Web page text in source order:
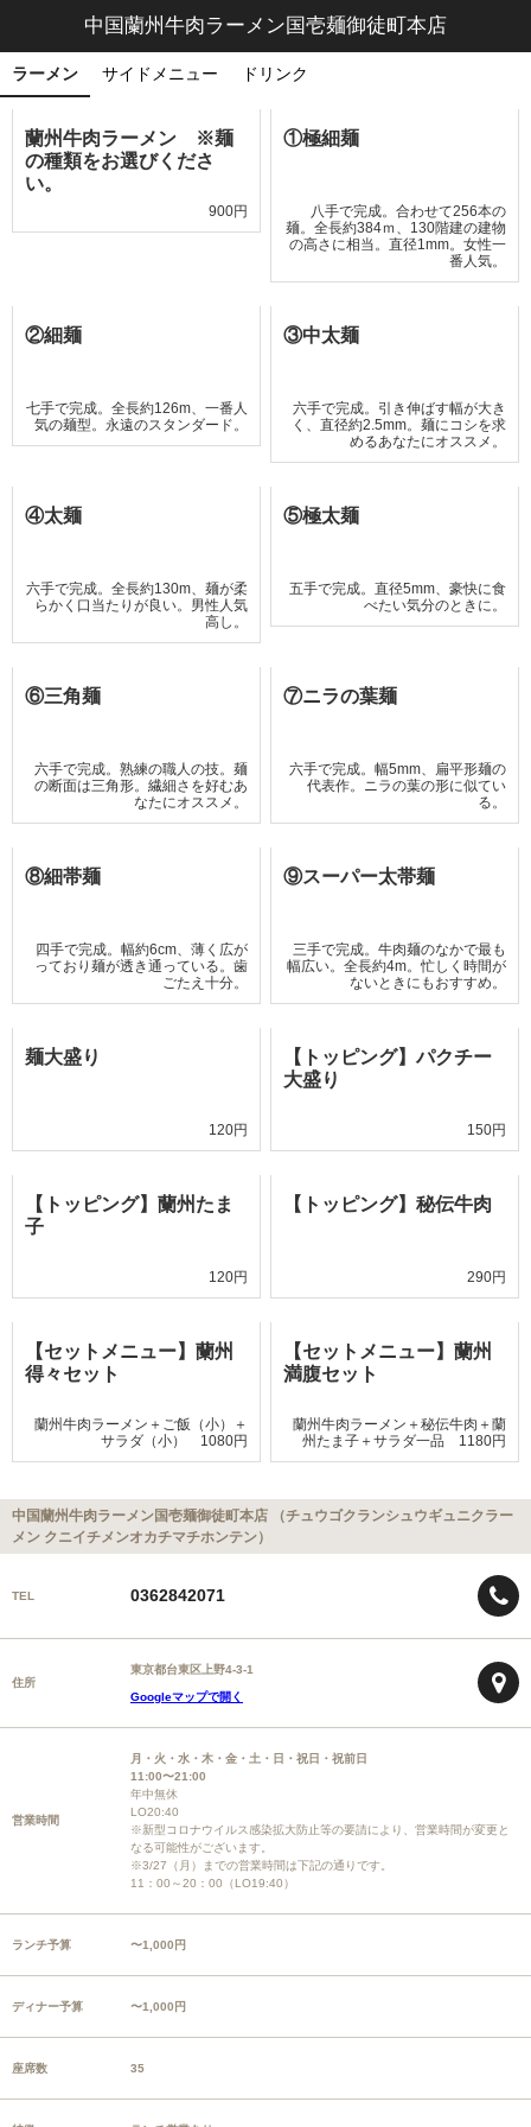
中国蘭州牛肉ラーメン国壱麺御徒町本店
ラーメン サイドメニュー ドリンク
蘭州牛肉ラーメン ※麺
の種類をお選びくださ
い。
900円
①極細麺
八手で完成。合わせて256本の
麺。全長約384ｍ、130階建の建物
の高さに相当。直径1mm。女性一
番人気。
②細麺
七手で完成。全長約126m、一番人
気の麺型。永遠のスタンダード。
③中太麺
六手で完成。引き伸ばす幅が大き
く、直径約2.5mm。麺にコシを求
めるあなたにオススメ。
④太麺
六手で完成。全長約130m、麺が柔
らかく口当たりが良い。男性人気
高し。
⑤極太麺
五手で完成。直径5mm、豪快に食
べたい気分のときに。
⑥三角麺
六手で完成。熟練の職人の技。麺
の断面は三角形。繊細さを好むあ
なたにオススメ。
⑦ニラの葉麺
六手で完成。幅5mm、扁平形麺の
代表作。ニラの葉の形に似てい
る。
⑧細帯麺
四手で完成。幅約6cm、薄く広が
っており麺が透き通っている。歯
ごたえ十分。
⑨スーパー太帯麺
三手で完成。牛肉麺のなかで最も
幅広い。全長約4m。忙しく時間が
ないときにもおすすめ。
麺大盛り
120円
【トッピング】パクチー
大盛り
150円
【トッピング】蘭州たま
子
120円
【トッピング】秘伝牛肉
290円
【セットメニュー】蘭州
得々セット
蘭州牛肉ラーメン＋ご飯（小）＋
サラダ（小） 1080円
【セットメニュー】蘭州
満腹セット
蘭州牛肉ラーメン＋秘伝牛肉＋蘭
州たま子＋サラダ一品 1180円
中国蘭州牛肉ラーメン国壱麺御徒町本店 （チュウゴクランシュウギュニクラー
メン クニイチメンオカチマチホンテン）
TEL 0362842071
住所
東京都台東区上野4-3-1
Googleマップで開く
営業時間
月・火・水・木・金・土・日・祝日・祝前日
11:00〜21:00
年中無休
LO20:40
※新型コロナウイルス感染拡大防止等の要請により、営業時間が変更と
なる可能性がございます。
※3/27（月）までの営業時間は下記の通りです。
11：00～20：00（LO19:40）
ランチ予算 〜1,000円
ディナー予算 〜1,000円
座席数 35